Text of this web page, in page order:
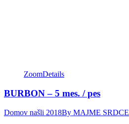
ZoomDetails
BURBON – 5 mes. / pes
Domov našli 2018By MAJME SRDCE